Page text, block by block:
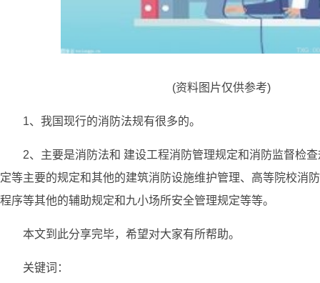
(资料图片仅供参考)
1、我国现行的消防法规有很多的。
2、主要是消防法和 建设工程消防管理规定和消防监督检
定等主要的规定和其他的建筑消防设施维护管理、高等院校消
程序等其他的辅助规定和九小场所安全管理规定等等。
本文到此分享完毕，希望对大家有所帮助。
关键词：